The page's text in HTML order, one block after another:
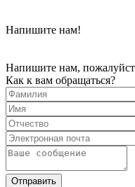
Напишите нам!
Напишите нам,
Как к вам обращаться?